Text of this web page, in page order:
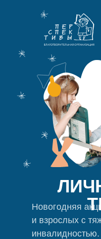
Новогодняя
и взрослых с